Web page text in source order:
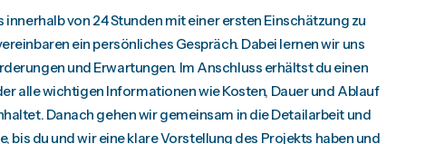
von 24 Stunden mit einer ersten Einschätzung zu
ein persönliches Gespräch. Dabei lernen wir uns
und Erwartungen. Im Anschluss erhältst du einen
alle wichtigen Informationen wie Kosten, Dauer und Ablauf
Danach gehen wir gemeinsam in die Detailarbeit und
bis du und wir eine klare Vorstellung des Projekts haben und